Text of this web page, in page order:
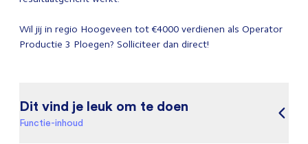
Wil jij in regio Hoogeveen tot €4000 verdienen als Operator
Productie 3 Ploegen? Solliciteer dan direct!
Dit vind je leuk om te doen
Functie-inhoud